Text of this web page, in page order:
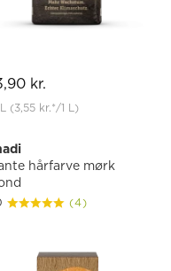
kr.
(3,55 kr.*/1 L)
hårfarve mørk
(4)